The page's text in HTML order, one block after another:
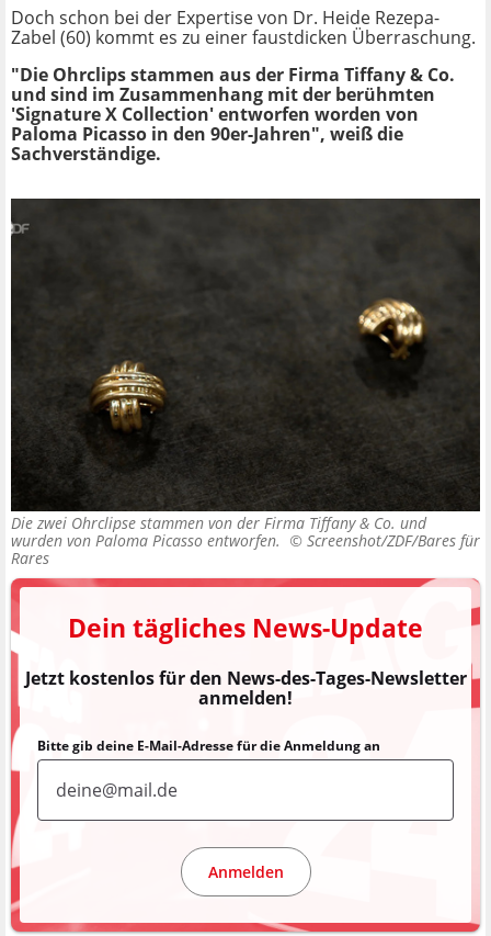
Doch schon bei der Expertise von Dr. Heide Rezepa-
Zabel (60) kommt es zu einer faustdicken Überraschung.
"Die Ohrclips stammen aus der Firma Tiffany & Co.
und sind im Zusammenhang mit der berühmten
'Signature X Collection' entworfen worden von
Paloma Picasso in den 90er-Jahren", weiß die
Sachverständige.
Die zwei Ohrclipse stammen von der Firma Tiffany & Co. und
wurden von Paloma Picasso entworfen. © Screenshot/ZDF/Bares für
Rares
Dein tägliches News-Update
Jetzt kostenlos für den News-des-Tages-Newsletter
anmelden!
Bitte gib deine E-Mail-Adresse für die Anmeldung an
Anmelden